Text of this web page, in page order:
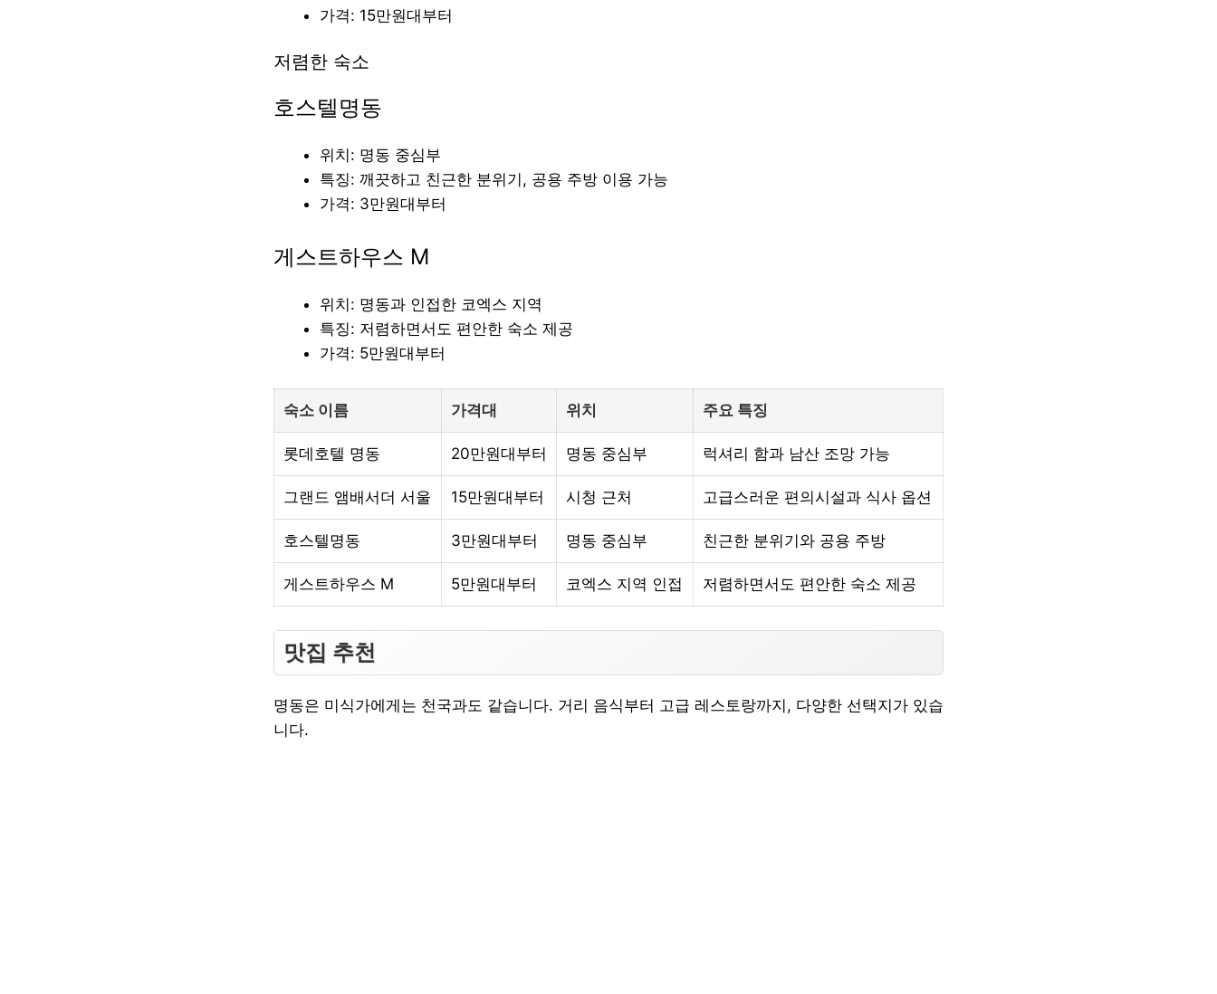
가격: 15만원대부터
저렴한 숙소
호스텔명동
위치: 명동 중심부
특징: 깨끗하고 친근한 분위기, 공용 주방 이용 가능
가격: 3만원대부터
게스트하우스 M
위치: 명동과 인접한 코엑스 지역
특징: 저렴하면서도 편안한 숙소 제공
가격: 5만원대부터
숙소 이름 가격대 위치 주요 특징
롯데호텔 명동 20만원대부터 명동 중심부 럭셔리 함과 남산 조망 가능
그랜드 앰배서더 서울 15만원대부터 시청 근처 고급스러운 편의시설과 식사 옵션
호스텔명동 3만원대부터 명동 중심부 친근한 분위기와 공용 주방
게스트하우스 M 5만원대부터 코엑스 지역 인접 저렴하면서도 편안한 숙소 제공
맛집 추천
명동은 미식가에게는 천국과도 같습니다. 거리 음식부터 고급 레스토랑까지, 다양한 선택지가 있습
니다.